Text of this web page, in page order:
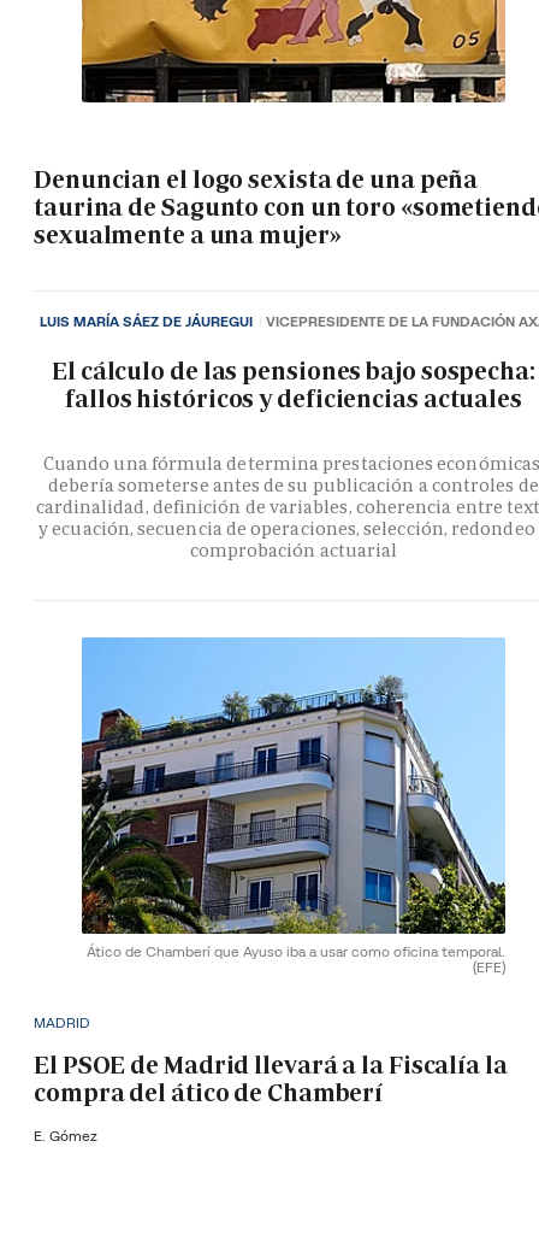
Denuncian el logo sexista de una peña
taurina de Sagunto con un toro
sexualmente a una mujer»
El cálculo de las pensiones bajo sospecha:
fallos históricos y deficiencias actuales
Cuando una fórmula determina prestaciones
debería someterse antes de su publicación a controles de
cardinalidad, definición de variables, coherencia entre
y ecuación, secuencia de operaciones, selección, redondeo
comprobación actuarial
LUIS MARÍA SÁEZ DE JÁUREGUI VICEPRESIDENTE DE LA FUNDACIÓN
Ático de Chamberí que Ayuso iba a usar como oficina temporal.
(EFE)
MADRID
El PSOE de Madrid llevará a la Fiscalía la
compra del ático de Chamberí
E. Gómez